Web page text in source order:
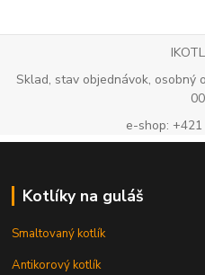
Sklad, stav objednávok, osobný
e-shop:
Kotlíky na guláš
Smaltovaný kotlík
Antikorový kotlík